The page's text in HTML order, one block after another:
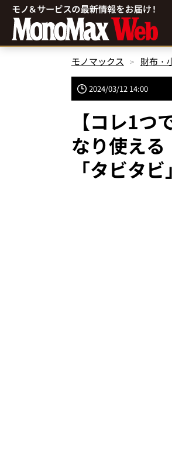
モノマックス 財布・
2024/03/12 14:00
【コレ1
なり使え
「タビタビ」